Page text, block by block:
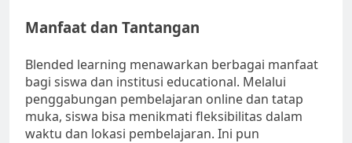
Manfaat dan Tantangan
Blended learning menawarkan berbagai manfaat
bagi siswa dan institusi educational. Melalui
penggabungan pembelajaran online dan tatap
muka, siswa bisa menikmati fleksibilitas dalam
waktu dan lokasi pembelajaran. Ini pun